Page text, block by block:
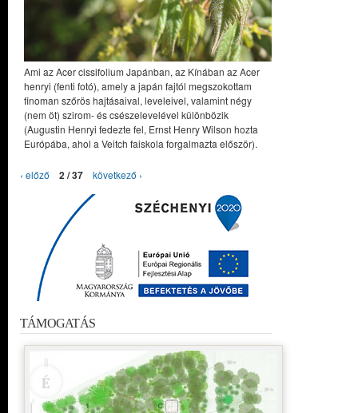
Ami az Acer cissifolium Japánban, az Kínában az Acer
henryi (fenti fotó), amely a japán fajtól megszokottam
finoman szőrös hajtásaival, leveleivel, valamint négy
(nem öt) szirom- és csészelevelével különbözik
(Augustin Henryi fedezte fel, Ernst Henry Wilson hozta
Európába, ahol a Veitch faiskola forgalmazta először).
‹ előző 2 / 37 következő ›
TÁMOGATÁS